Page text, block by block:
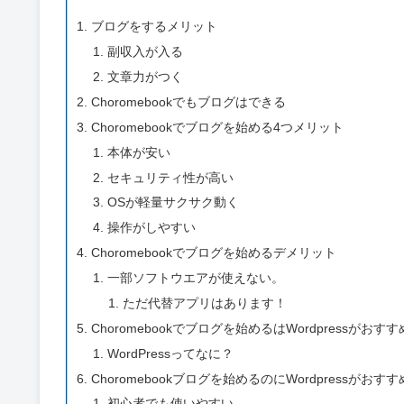
ブログをするメリット
副収入が入る
文章力がつく
Choromebookでもブログはできる
Choromebookでブログを始める4つメリット
本体が安い
セキュリティ性が高い
OSが軽量サクサク動く
操作がしやすい
Choromebookでブログを始めるデメリット
一部ソフトウエアが使えない。
ただ代替アプリはあります！
Choromebookでブログを始めるはWordpressがおすす
WordPressってなに？
Choromebookブログを始めるのにWordpressがおすす